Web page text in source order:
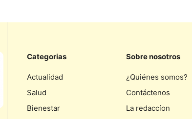
Categorias
Actualidad
Salud
Bienestar
Sobre nosotros
¿Quiénes somos?
Contáctenos
La redaccíon